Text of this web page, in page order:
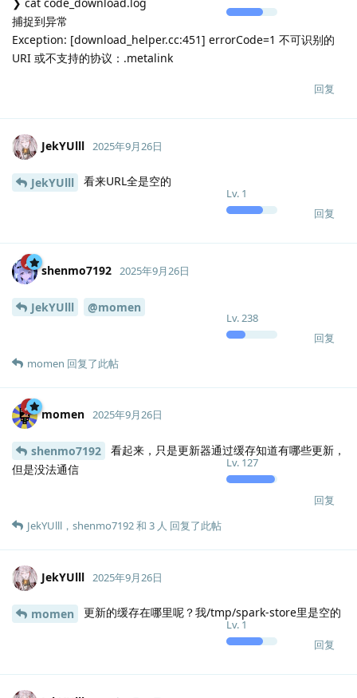
reader","sha512":""},
{"current_version":"12.1.2.22571.AK.preread.sw","download_u
rl":"","icon":"/usr/share/icons/hicolor/48x48/apps/wps-
office2023-wpsmain.png","ignored":false,"name":"WPS
设置到模型的包名: "dbeaver-ce"
设置到模型的下载 URL: ""
设置到模型的包名: "qqmusic"
设置到模型的下载 URL: ""
设置到模型的包名: "bytedance-feishu-stable"
设置到模型的下载 URL: ""
设置到模型的包名: "code"
设置到模型的下载 URL: ""
设置到模型的包名: "io.github.msojocs.wechat-devtools-linux"
设置到模型的下载 URL: ""
设置到模型的下载 URL: ""
模型设置的包名: "dbeaver-ce"
模型设置的下载 URL: ""
模型设置的包名: "qqmusic"
模型设置的下载 URL: ""
模型设置的包名: "bytedance-feishu-stable"
模型设置的包名: "discord"
模型设置的下载 URL: ""
模型设置的下载 URL: ""
模型设置的包名: "wps-office"
模型设置的下载 URL: ""